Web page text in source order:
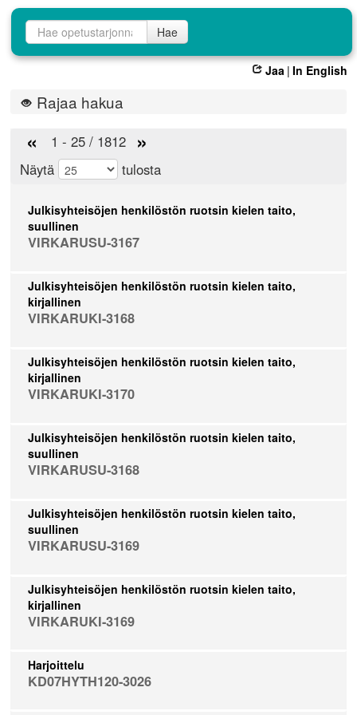
Opetustarjontahaku
Hae
Jaa | In English
Rajaa hakua
« 1 - 25 / 1812 »
Näytä tulosta
Julkisyhteisöjen henkilöstön ruotsin kielen taito,
suullinen
VIRKARUSU-3167
Julkisyhteisöjen henkilöstön ruotsin kielen taito,
kirjallinen
VIRKARUKI-3168
Julkisyhteisöjen henkilöstön ruotsin kielen taito,
kirjallinen
VIRKARUKI-3170
Julkisyhteisöjen henkilöstön ruotsin kielen taito,
suullinen
VIRKARUSU-3168
Julkisyhteisöjen henkilöstön ruotsin kielen taito,
suullinen
VIRKARUSU-3169
Julkisyhteisöjen henkilöstön ruotsin kielen taito,
kirjallinen
VIRKARUKI-3169
Harjoittelu
KD07HYTH120-3026